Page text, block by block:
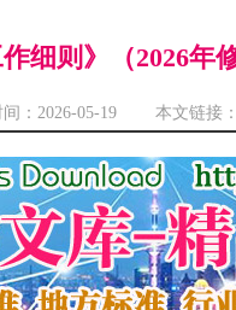
细则》（2026
间：2026-05-19 本文链接